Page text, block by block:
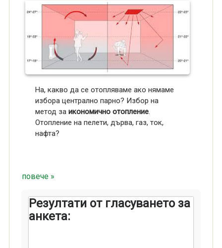
На, какво да се отопляваме ако нямаме
избора централно парно? Избор на
метод за икономично отопление.
Отопление на пелети, дърва, газ, ток,
нафта?
повече »
Резултати от гласуването за
анкета: